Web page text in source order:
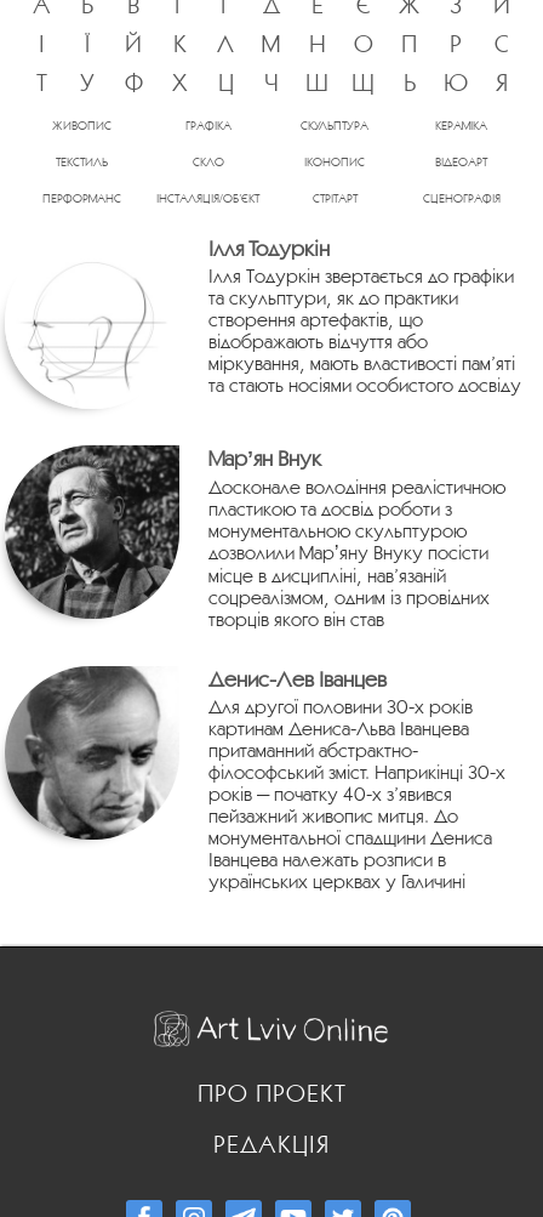
І
Ї Й К Л М Н О П Р
С
Т
У Ф Х Ц Ч Ш Щ Ь Ю Я
ЖИВОПИС ГРАФІКА СКУЛЬПТУРА КЕРАМІКА
ТЕКСТИЛЬ СКЛО ІКОНОПИС ВІДЕОАРТ
ПЕРФОРМАНС ІНСТАЛЯЦІЯ/ОБ’ЄКТ СТРІТАРТ СЦЕНОГРАФІЯ
Ілля Тодуркін
Ілля Тодуркін звертається до графіки
та скульптури, як до практики
створення артефактів, що
відображають відчуття або
міркування, мають властивості пам’яті
та стають носіями особистого досвіду
Марʼян Внук
Досконале володіння реалістичною
пластикою та досвід роботи з
монументальною скульптурою
дозволили Марʼяну Внуку посісти
місце в дисципліні, нав’язаній
соцреалізмом, одним із провідних
творців якого він став
Денис-Лев Іванцев
Для другої половини 30-х років
картинам Дениса-Льва Іванцева
притаманний абстрактно-
філософський зміст. Наприкінці 30-х
років — початку 40-х з’явився
пейзажний живопис митця. До
монументальної спадщини Дениса
Іванцева належать розписи в
українських церквах у Галичині
ПРО ПРОЕКТ
РЕДАКЦІЯ